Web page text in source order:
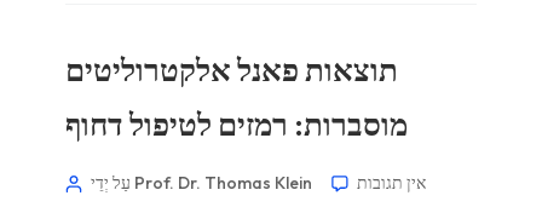
תוצאות פאנל אלקטרוליטים
מוסברות: רמזים לטיפול דחוף
עַל יְדֵי Prof. Dr. Thomas Klein אין תגובות